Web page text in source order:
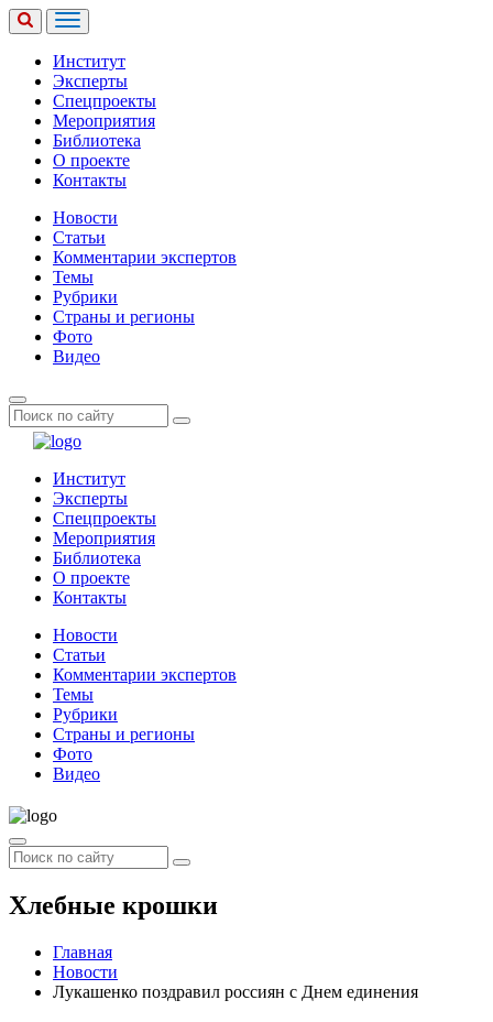
Институт
Эксперты
Спецпроекты
Мероприятия
Библиотека
О проекте
Контакты
Новости
Статьи
Комментарии экспертов
Темы
Рубрики
Страны и регионы
Фото
Видео
Институт
Эксперты
Спецпроекты
Мероприятия
Библиотека
О проекте
Контакты
Новости
Статьи
Комментарии экспертов
Темы
Рубрики
Страны и регионы
Фото
Видео
Хлебные крошки
Главная
Новости
Лукашенко поздравил россиян с Днем единения